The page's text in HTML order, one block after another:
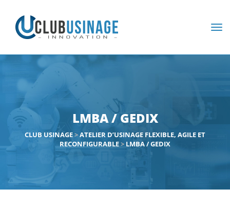
LMBA / GEDIX
CLUB USINAGE>ATELIER D’USINAGE FLEXIBLE, AGILE ET
RECONFIGURABLE> LMBA / GEDIX